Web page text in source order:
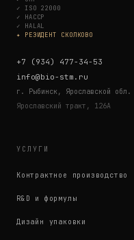
✓ ISO 22000
✓ HACCP
✓ HALAL
✦ РЕЗИДЕНТ СКОЛКОВО
+7 (934) 477-34-53
info@bio-stm.ru
г. Рыбинск, Ярославской обл.
Ярославский тракт, 126А
УСЛУГИ
Контрактное производство
R&D и формулы
Дизайн упаковки